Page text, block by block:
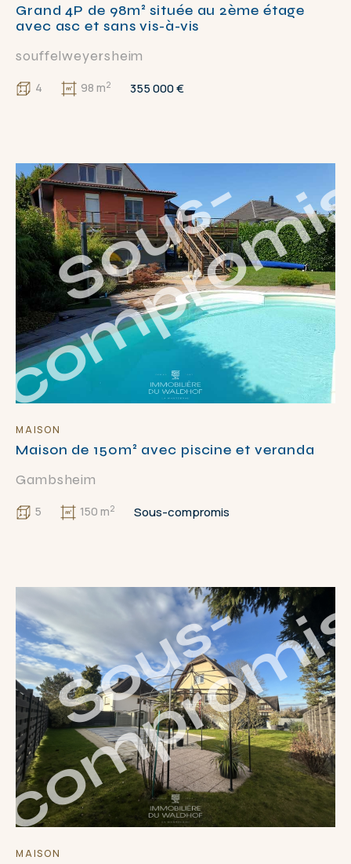
Grand 4P de 98m² située au 2ème étage
avec asc et sans vis-à-vis
souffelweyersheim
4 98 m2 355 000 €
S
o
u
s
-
c
o
m
p
r
o
m
i
MAISON
Maison de 150m² avec piscine et veranda
Gambsheim
5 150 m2 Sous-compromis
S
o
u
s
-
c
o
m
p
r
o
m
i
MAISON